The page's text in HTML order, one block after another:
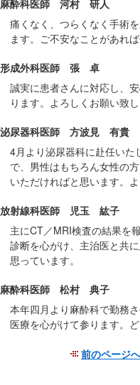
麻酔科医師 河村 研人
痛くなく、つらくなく手術
ます。ご不安なことがあれ
形成外科医師 張 卓
誠実に患者さんに対応し、
ります。よろしくお願い致し
泌尿器科医師 方波見 有貴
4月より泌尿器科に赴任い
で、男性はもちろん女性の
いただければと思います。
放射線科医師 児玉 紘子
主にCT／MRI検査の結果を
診断を心がけ、主治医と共
思っています。
麻酔科医師 松村 典子
本年四月より麻酔科で勤務
医療を心がけて参ります。
前のページへ